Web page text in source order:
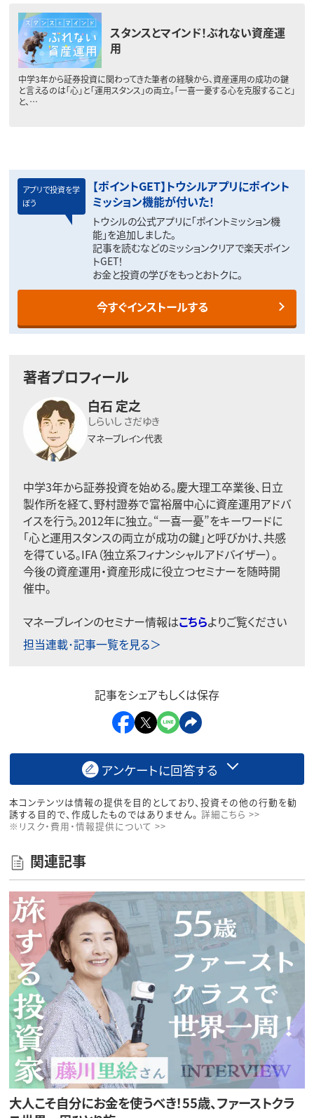
スタンスとマインド！ぶれない資産運
用
中学3年から証券投資に関わってきた筆者の経験から、資産運用の成功の鍵
と言えるのは「心」と「運用スタンス」の両立。「一喜一憂する心を克服すること」
と、…
アプリで投資を学
ぼう
【ポイントGET】トウシルアプリにポイント
ミッション機能が付いた！
トウシルの公式アプリに「ポイントミッション機
能」を追加しました。
記事を読むなどのミッションクリアで楽天ポイン
トGET！
お金と投資の学びをもっとおトクに。
今すぐインストールする
著者プロフィール
白石 定之
しらいし さだゆき
マネーブレイン代表
中学3年から証券投資を始める。慶大理工卒業後、日立
製作所を経て、野村證券で富裕層中心に資産運用アドバ
イスを行う。2012年に独立。“一喜一憂”をキーワードに
「心と運用スタンスの両立が成功の鍵」と呼びかけ、共感
を得ている。IFA（独立系フィナンシャルアドバイザー）。
今後の資産運用・資産形成に役立つセミナーを随時開
催中。
マネーブレインのセミナー情報はこちらよりご覧ください
担当連載･記事一覧を見る＞
記事をシェアもしくは保存
アンケートに回答する
本コンテンツは情報の提供を目的としており、投資その他の行動を勧
誘する目的で、作成したものではありません。 詳細こちら >>
※リスク・費用・情報提供について >>
関連記事
大人こそ自分にお金を使うべき！55歳、ファーストクラ